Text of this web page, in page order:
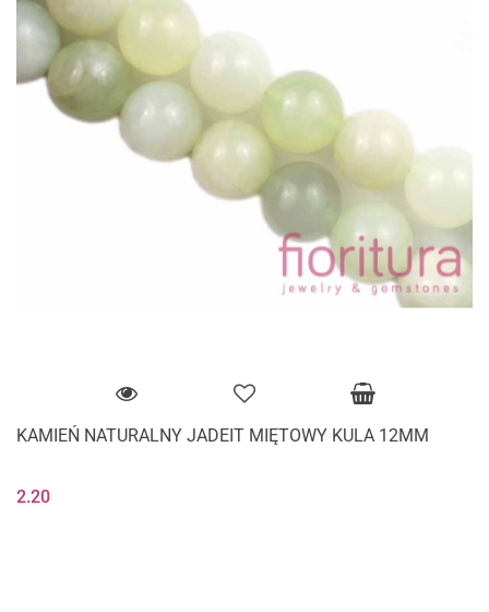
KAMIEŃ NATURALNY JADEIT MIĘTOWY KULA 12MM
2.20